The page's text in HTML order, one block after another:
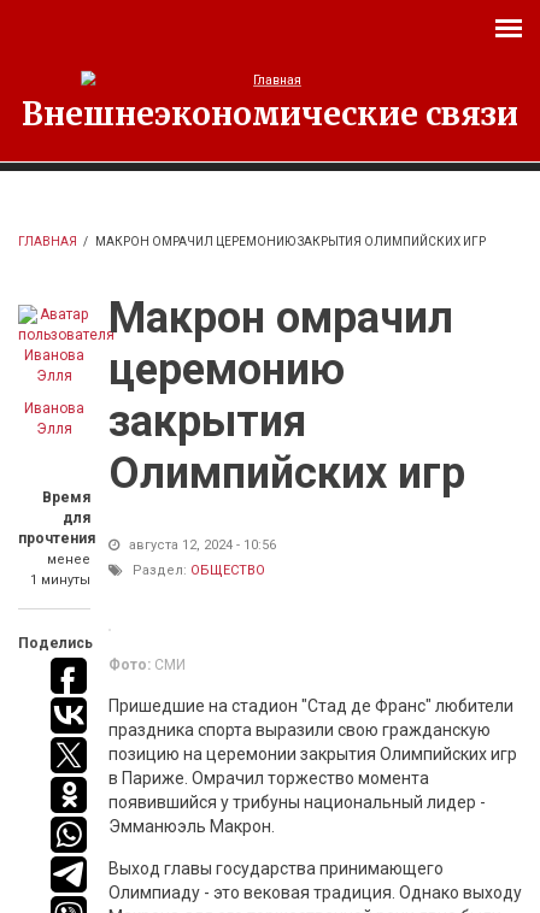
Внешнеэкономические связи
ГЛАВНАЯ / МАКРОН ОМРАЧИЛ ЦЕРЕМОНИЮ ЗАКРЫТИЯ ОЛИМПИЙСКИХ ИГР
Иванова
Элля
Время
для
прочтения
менее
1 минуты
Поделись
Макрон омрачил
церемонию
закрытия
Олимпийских игр
августа 12, 2024 - 10:56
Раздел: ОБЩЕСТВО
Фото: СМИ
Пришедшие на стадион "Стад де Франс" любители
праздника спорта выразили свою гражданскую
позицию на церемонии закрытия Олимпийских игр
в Париже. Омрачил торжество момента
появившийся у трибуны национальный лидер -
Эмманюэль Макрон.
Выход главы государства принимающего
Олимпиаду - это вековая традиция. Однако выходу